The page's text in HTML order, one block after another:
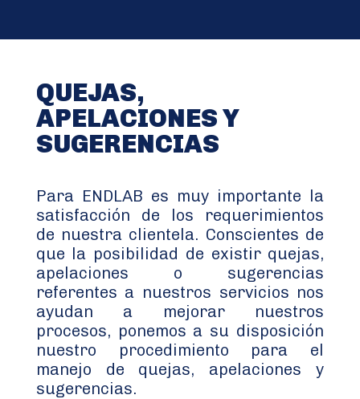
QUEJAS,
APELACIONES Y
SUGERENCIAS
Para ENDLAB es muy importante la
satisfacción de los requerimientos
de nuestra clientela. Conscientes de
que la posibilidad de existir quejas,
apelaciones o sugerencias
referentes a nuestros servicios nos
ayudan a mejorar nuestros
procesos, ponemos a su disposición
nuestro procedimiento para el
manejo de quejas, apelaciones y
sugerencias.